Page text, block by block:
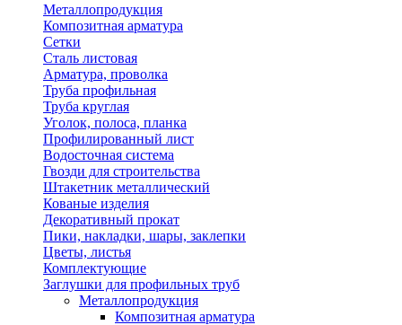
Металлопродукция
Композитная арматура
Сетки
Сталь листовая
Арматура, проволка
Труба профильная
Труба круглая
Уголок, полоса, планка
Профилированный лист
Водосточная система
Гвозди для строительства
Штакетник металлический
Кованые изделия
Декоративный прокат
Пики, накладки, шары, заклепки
Цветы, листья
Комплектующие
Заглушки для профильных труб
Металлопродукция
Композитная арматура